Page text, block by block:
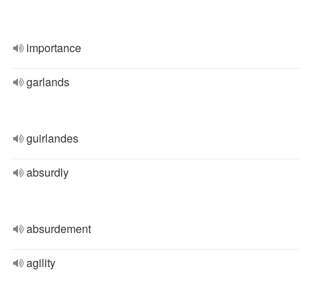
importance
garlands
guirlandes
absurdly
absurdement
agility